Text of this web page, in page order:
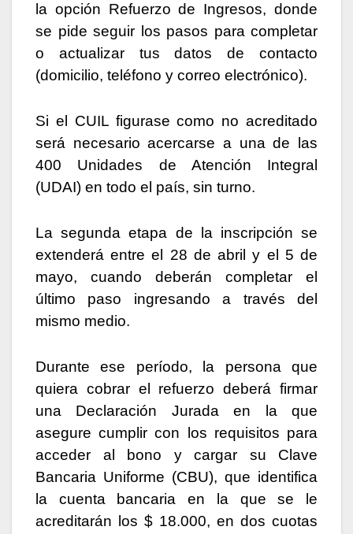
la opción Refuerzo de Ingresos, donde
se pide seguir los pasos para completar
o actualizar tus datos de contacto
(domicilio, teléfono y correo electrónico).
Si el CUIL figurase como no acreditado
será necesario acercarse a una de las
400 Unidades de Atención Integral
(UDAI) en todo el país, sin turno.
La segunda etapa de la inscripción se
extenderá entre el 28 de abril y el 5 de
mayo, cuando deberán completar el
último paso ingresando a través del
mismo medio.
Durante ese período, la persona que
quiera cobrar el refuerzo deberá firmar
una Declaración Jurada en la que
asegure cumplir con los requisitos para
acceder al bono y cargar su Clave
Bancaria Uniforme (CBU), que identifica
la cuenta bancaria en la que se le
acreditarán los $ 18.000, en dos cuotas